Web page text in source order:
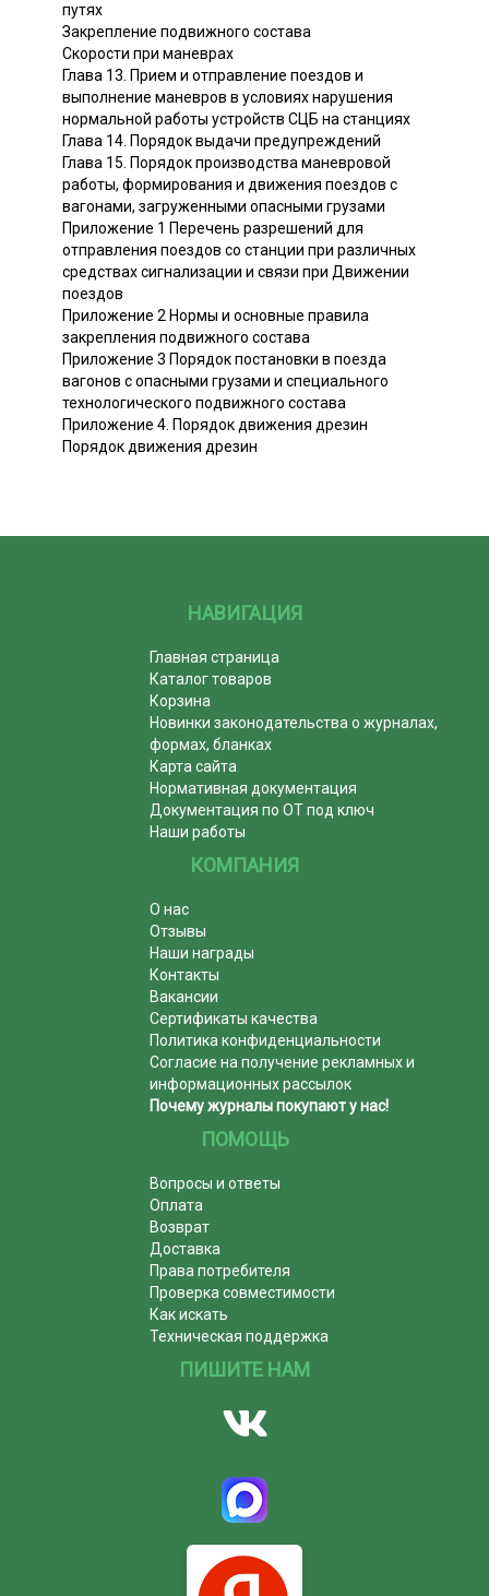
путях
Закрепление подвижного состава
Скорости при маневрах
Глава 13. Прием и отправление поездов и
выполнение маневров в условиях нарушения
нормальной работы устройств СЦБ на станциях
Глава 14. Порядок выдачи предупреждений
Глава 15. Порядок производства маневровой
работы, формирования и движения поездов с
вагонами, загруженными опасными грузами
Приложение 1 Перечень разрешений для
отправления поездов со станции при различных
средствах сигнализации и связи при Движении
поездов
Приложение 2 Нормы и основные правила
закрепления подвижного состава
Приложение 3 Порядок постановки в поезда
вагонов с опасными грузами и специального
технологического подвижного состава
Приложение 4. Порядок движения дрезин
Порядок движения дрезин
НАВИГАЦИЯ
Главная страница
Каталог товаров
Корзина
Новинки законодательства о журналах,
формах, бланках
Карта сайта
Нормативная документация
Документация по ОТ под ключ
Наши работы
КОМПАНИЯ
О нас
Отзывы
Наши награды
Контакты
Вакансии
Сертификаты качества
Политика конфиденциальности
Согласие на получение рекламных и
информационных рассылок
Почему журналы покупают у нас!
ПОМОЩЬ
Вопросы и ответы
Оплата
Возврат
Доставка
Права потребителя
Проверка совместимости
Как искать
Техническая поддержка
ПИШИТЕ НАМ